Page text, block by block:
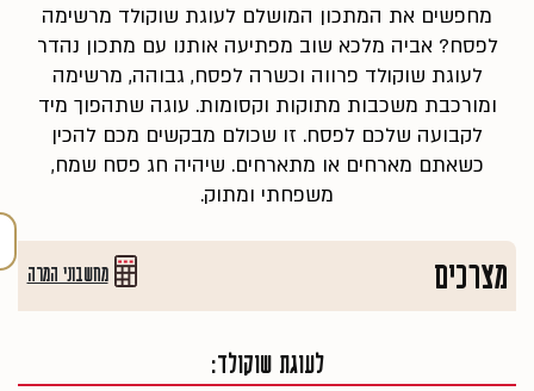
מחפשים את המתכון המושלם לעוגת שוקולד מרשימה
לפסח? אביה מלכא שוב מפתיעה אותנו עם מתכון נהדר
לעוגת שוקולד פרווה וכשרה לפסח, גבוהה, מרשימה
ומורכבת משכבות מתוקות וקסומות. עוגה שתהפוך מיד
לקבועה שלכם לפסח. זו שכולם מבקשים מכם להכין
כשאתם מארחים או מתארחים. שיהיה חג פסח שמח,
משפחתי ומתוק.
מצרכים מחשבוני המרה
לעוגת שוקולד: